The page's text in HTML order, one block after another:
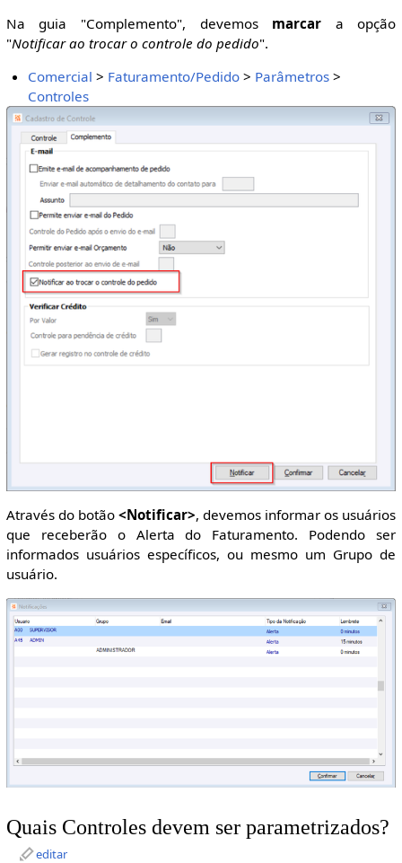
Na guia "Complemento", devemos marcar a opção
"Notificar ao trocar o controle do pedido".
Comercial > Faturamento/Pedido > Parâmetros >
Controles
Através do botão <Notificar>, devemos informar os usuários
que receberão o Alerta do Faturamento. Podendo ser
informados usuários específicos, ou mesmo um Grupo de
usuário.
Quais Controles devem ser parametrizados?
editar